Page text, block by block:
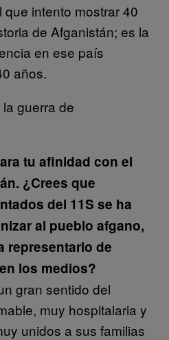
intento mostrar 40
de Afganistán; es la
en ese país
años.
tu afinidad con el
¿Crees que
del 11S se ha
al pueblo afgano,
representarlo de
los medios?
gran sentido del
muy hospitalaria y
unidos a sus familias